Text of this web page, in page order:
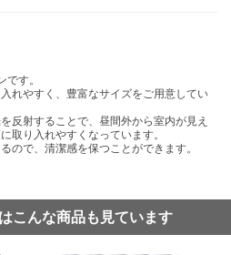
す。
れやすく、豊富なサイズをご用意してい
反射することで、昼間外から室内が見え
取り入れやすくなっています。
ので、清潔感を保つことができます。
こんな商品も見ています